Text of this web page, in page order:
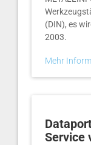
(DIN), es
2003.
Mehr
Service